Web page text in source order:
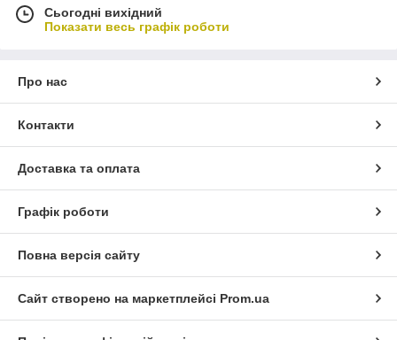
Сьогодні вихідний
Показати весь графік роботи
Про нас
Контакти
Доставка та оплата
Графік роботи
Повна версія сайту
Сайт створено на маркетплейсі Prom.ua